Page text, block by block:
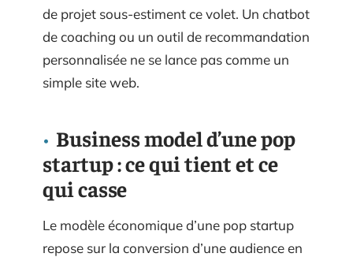
de projet sous-estiment ce volet. Un chatbot
de coaching ou un outil de recommandation
personnalisée ne se lance pas comme un
simple site web.
Business model d’une pop
startup : ce qui tient et ce
qui casse
Le modèle économique d’une pop startup
repose sur la conversion d’une audience en